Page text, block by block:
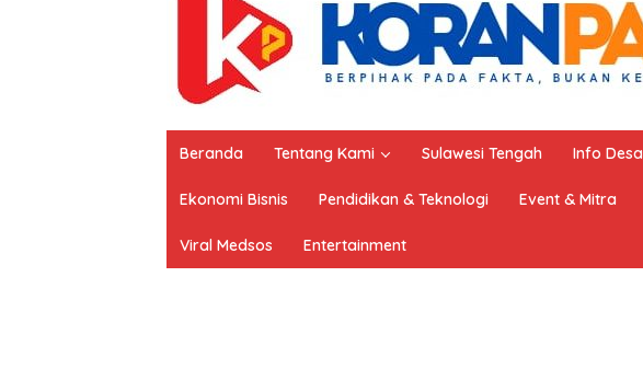
Beranda Tentang Kami Sulawesi Tengah Info Desa
Ekonomi Bisnis Pendidikan & Teknologi Event & Mitra
Viral Medsos Entertainment